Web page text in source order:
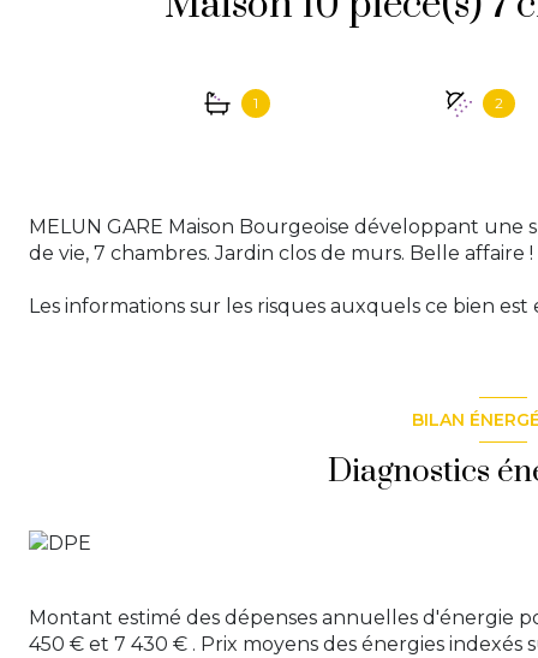
1 2
MELUN GARE Maison Bourgeoise développant une
de vie, 7 chambres. Jardin clos de murs. Belle affaire !
Les informations sur les risques auxquels ce bien
BILAN
Diagnostics
Montant estimé des dépenses annuelles d'énergie
450 € et 7 430 € . Prix moyens des énergies indexés